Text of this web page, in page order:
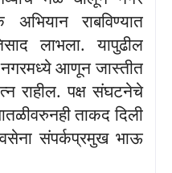
राबविण्यात
लाभला.यापुढील
नगरमध्ये आणून जास्तीत
राहील.पक्ष संघटनेचे
ताकद दिली
संपर्कप्रमुख भाऊ